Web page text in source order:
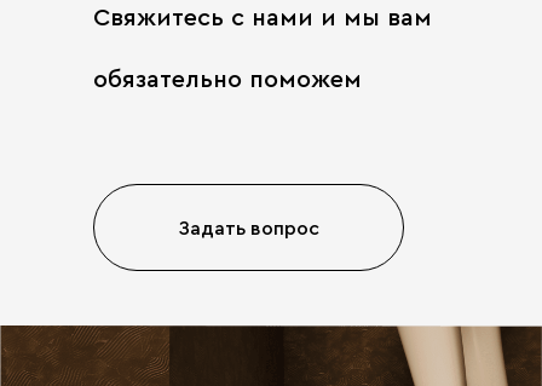
Свяжитесь с нами и мы вам
обязательно поможем
Задать вопрос